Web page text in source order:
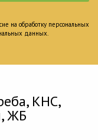
на обработку персональных
данных.
КНС,
ЖБ